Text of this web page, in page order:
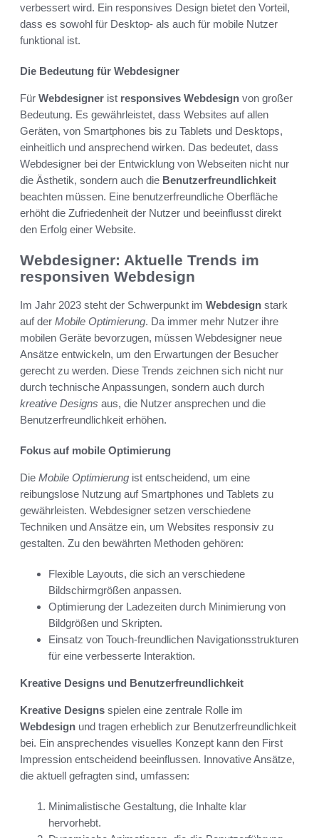
verbessert wird. Ein responsives Design bietet den Vorteil,
dass es sowohl für Desktop- als auch für mobile Nutzer
funktional ist.
Die Bedeutung für Webdesigner
Für Webdesigner ist responsives Webdesign von großer
Bedeutung. Es gewährleistet, dass Websites auf allen
Geräten, von Smartphones bis zu Tablets und Desktops,
einheitlich und ansprechend wirken. Das bedeutet, dass
Webdesigner bei der Entwicklung von Webseiten nicht nur
die Ästhetik, sondern auch die Benutzerfreundlichkeit
beachten müssen. Eine benutzerfreundliche Oberfläche
erhöht die Zufriedenheit der Nutzer und beeinflusst direkt
den Erfolg einer Website.
Webdesigner: Aktuelle Trends im
responsiven Webdesign
Im Jahr 2023 steht der Schwerpunkt im Webdesign stark
auf der Mobile Optimierung. Da immer mehr Nutzer ihre
mobilen Geräte bevorzugen, müssen Webdesigner neue
Ansätze entwickeln, um den Erwartungen der Besucher
gerecht zu werden. Diese Trends zeichnen sich nicht nur
durch technische Anpassungen, sondern auch durch
kreative Designs aus, die Nutzer ansprechen und die
Benutzerfreundlichkeit erhöhen.
Fokus auf mobile Optimierung
Die Mobile Optimierung ist entscheidend, um eine
reibungslose Nutzung auf Smartphones und Tablets zu
gewährleisten. Webdesigner setzen verschiedene
Techniken und Ansätze ein, um Websites responsiv zu
gestalten. Zu den bewährten Methoden gehören:
Flexible Layouts, die sich an verschiedene
Bildschirmgrößen anpassen.
Optimierung der Ladezeiten durch Minimierung von
Bildgrößen und Skripten.
Einsatz von Touch-freundlichen Navigationsstrukturen
für eine verbesserte Interaktion.
Kreative Designs und Benutzerfreundlichkeit
Kreative Designs spielen eine zentrale Rolle im
Webdesign und tragen erheblich zur Benutzerfreundlichkeit
bei. Ein ansprechendes visuelles Konzept kann den First
Impression entscheidend beeinflussen. Innovative Ansätze,
die aktuell gefragten sind, umfassen:
Minimalistische Gestaltung, die Inhalte klar
hervorhebt.